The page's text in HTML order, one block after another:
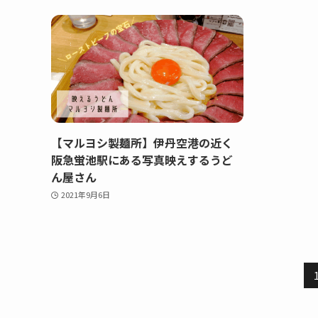
【マルヨシ製麺所】伊丹空港の近く
阪急蛍池駅にある写真映えするうど
ん屋さん
2021年9月6日
1